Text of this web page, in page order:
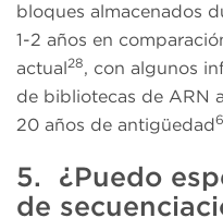
bloques almacenados
1-2 años en
actual28, con algunos
de bibliotecas de ARN
20 años de antigüedad6
5. ¿Puedo
de